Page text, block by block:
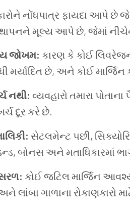
નોંધપાત્ર ફાયદા આપે છે જે
મૂલ્ય આપે છે, જેમાં
જોખમ: કારણ કે કોઈ
મર્યાદિત છે, અને કોઈ
નથી: વ્યવહારો તમારા
દૂર કરે છે.
સેટલમેન્ટ પછી,
બોનસ અને મતાધિકારમાં
કોઈ જટિલ માર્જિન
લાંબા ગાળાના રોકાણકારો